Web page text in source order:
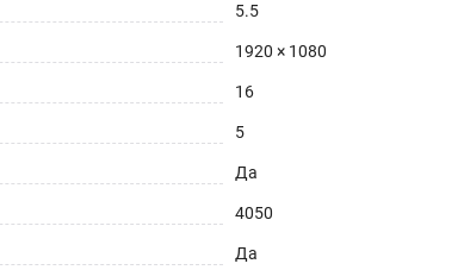
5.5
1920 × 1080
16
5
Да
4050
Да